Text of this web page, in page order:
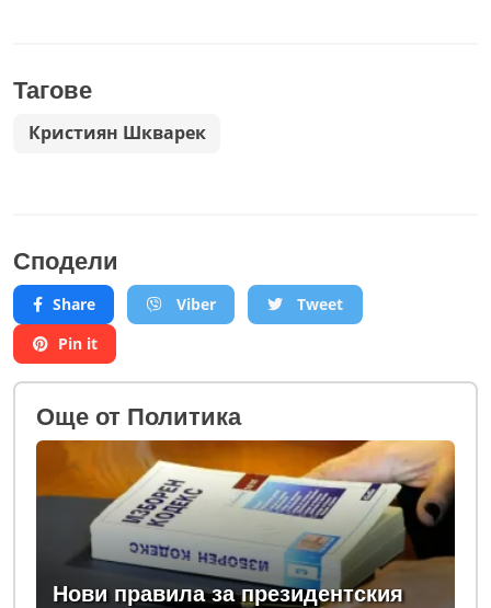
Тагове
Кристиян Шкварек
Сподели
Share Viber
Tweet
Pin it
Oще от Политика
Нови правила за президентския